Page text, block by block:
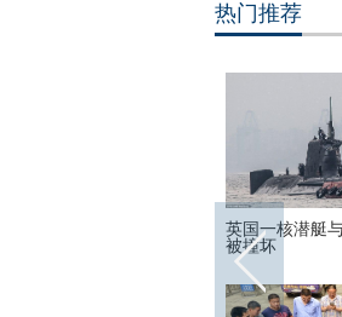
热门推荐
英国一核潜艇
被撞坏